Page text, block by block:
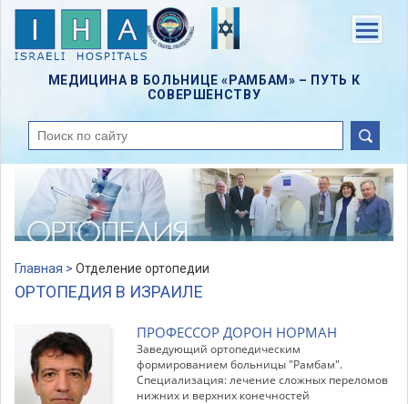
Skip
content
МЕДИЦИНА В БОЛЬНИЦЕ «РАМБАМ» – ПУТЬ К
СОВЕРШЕНСТВУ
поиск
Главная > Отделение ортопедии
ОРТОПЕДИЯ В ИЗРАИЛЕ
ПРОФЕССОР ДОРОН НОРМАН
Заведующий ортопедическим
формированием больницы "Рамбам".
Специализация: лечение сложных переломов
нижних и верхних конечностей